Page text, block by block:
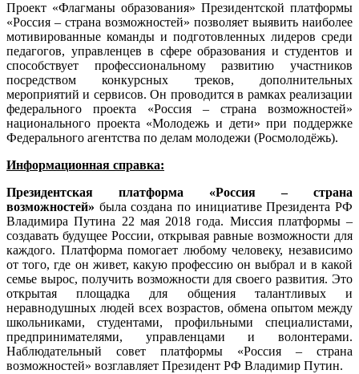
Проект «Флагманы образования» Президентской платформы
«Россия – страна возможностей» позволяет выявить наиболее
мотивированные команды и подготовленных лидеров среди
педагогов, управленцев в сфере образования и студентов и
способствует профессиональному развитию участников
посредством конкурсных треков, дополнительных
мероприятий и сервисов. Он проводится в рамках реализации
федерального проекта «Россия – страна возможностей»
национального проекта «Молодежь и дети» при поддержке
Федерального агентства по делам молодежи (Росмолодёжь).
Информационная справка:
Президентская платформа «Россия – страна
возможностей» была создана по инициативе Президента РФ
Владимира Путина 22 мая 2018 года. Миссия платформы –
создавать будущее России, открывая равные возможности для
каждого. Платформа помогает любому человеку, независимо
от того, где он живет, какую профессию он выбрал и в какой
семье вырос, получить возможности для своего развития. Это
открытая площадка для общения талантливых и
неравнодушных людей всех возрастов, обмена опытом между
школьниками, студентами, профильными специалистами,
предпринимателями, управленцами и волонтерами.
Наблюдательный совет платформы «Россия – страна
возможностей» возглавляет Президент РФ Владимир Путин.